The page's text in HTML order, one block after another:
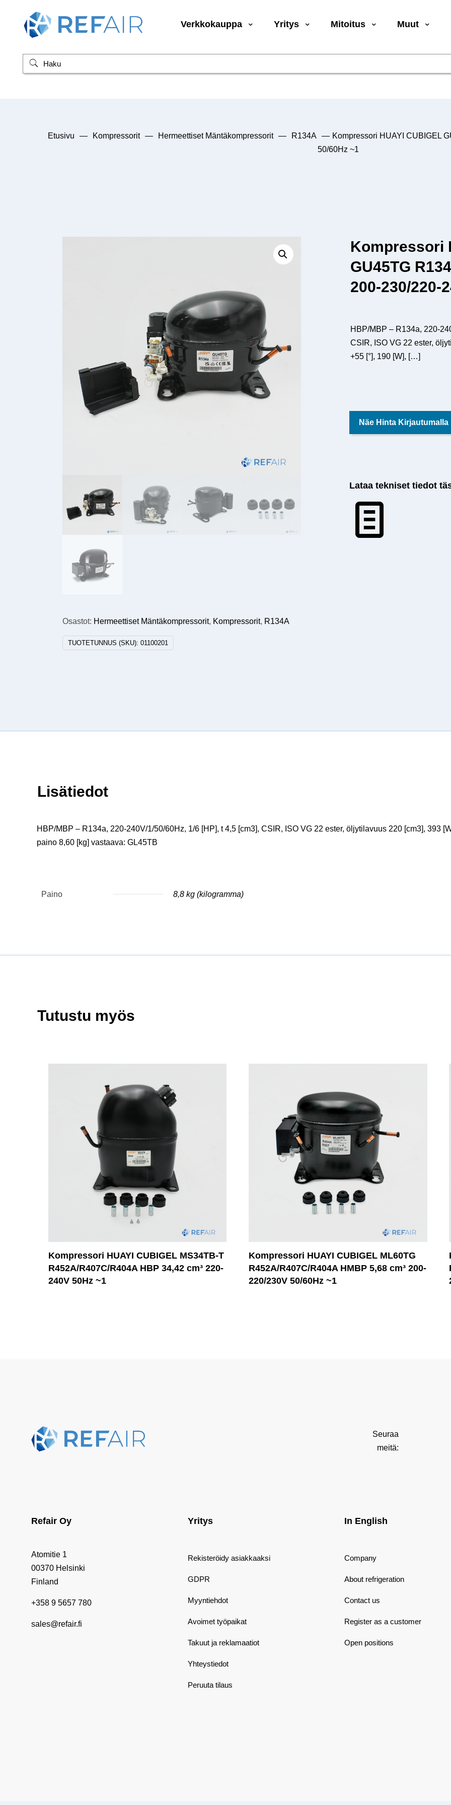
Verkkokauppa Yritys Mitoitus Muut
Etusivu — Kompressorit — Hermeettiset Mäntäkompressorit — R134A — Kompressori HUAYI CUBIGEL
50/60Hz ~1
Osastot: Hermeettiset Mäntäkompressorit, Kompressorit, R134A
TUOTETUNNUS (SKU):01100201
Kompressori
GU45TG
200-230/220-
HBP/MBP – R134a, 220-
CSIR, ISO VG 22 ester,
+55 [°], 190 [W], […]
Näe Hinta Kirjautumalla
Lataa tekniset tiedot
Lisätiedot
HBP/MBP – R134a, 220-240V/1/50/60Hz, 1/6 [HP], t 4,5 [cm3], CSIR, ISO VG 22 ester, öljytilavuus 220 [cm3], 393
paino 8,60 [kg] vastaava: GL45TB
Paino 8,8 kg (kilogramma)
Tutustu myös
Kompressori HUAYI CUBIGEL MS34TB-T
R452A/R407C/R404A HBP 34,42 cm³ 220-
240V 50Hz ~1
Kompressori HUAYI CUBIGEL ML60TG
R452A/R407C/R404A HMBP 5,68 cm³ 200-
220/230V 50/60Hz ~1
Seuraa
meitä:
Refair Oy
Atomitie 1
00370 Helsinki
Finland
+358 9 5657 780
sales@refair.fi
Yritys
Rekisteröidy asiakkaaksi
GDPR
Myyntiehdot
Avoimet työpaikat
Takuut ja reklamaatiot
Yhteystiedot
Peruuta tilaus
In English
Company
About refrigeration
Contact us
Register as a customer
Open positions